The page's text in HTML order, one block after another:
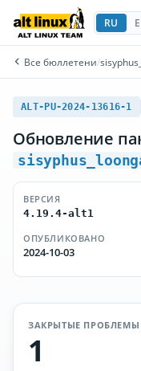
RU
Все бюллетени/
ALT-PU-2024-13616-1
Обновление
ВЕРСИЯ
4.19.4-alt1
ОПУБЛИКОВАНО
2024-10-03
ЗАКРЫТЫЕ ПРОБЛЕМЫ
1